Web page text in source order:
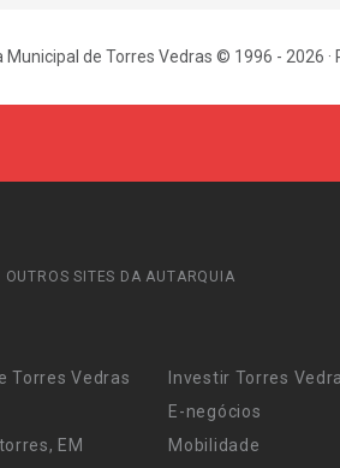
Municipal de Torres Vedras © 1996 - 2026 ·
OUTROS SITES DA AUTARQUIA
Torres Vedras
EM
Investir Torres
E-negócios
Mobilidade